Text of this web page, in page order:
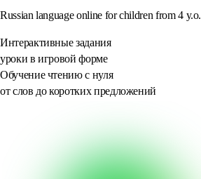
Russian language online for children from 4 y.o.
Интерактивные задания
уроки в игровой форме
Обучение чтению с нуля
от слов до коротких предложений